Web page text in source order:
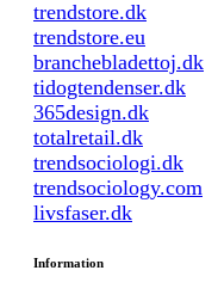
trendstore.dk
trendstore.eu
branchebladettoj.dk
tidogtendenser.dk
365design.dk
totalretail.dk
trendsociologi.dk
trendsociology.com
livsfaser.dk
Information